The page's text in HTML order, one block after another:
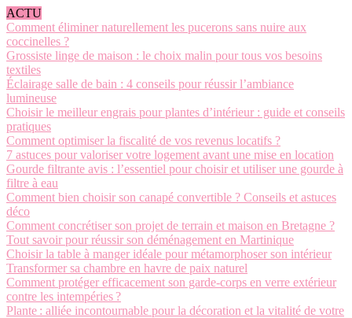
ACTU
Comment éliminer naturellement les pucerons sans nuire aux
coccinelles ?
Grossiste linge de maison : le choix malin pour tous vos besoins
textiles
Éclairage salle de bain : 4 conseils pour réussir l’ambiance
lumineuse
Choisir le meilleur engrais pour plantes d’intérieur : guide et conseils
pratiques
Comment optimiser la fiscalité de vos revenus locatifs ?
7 astuces pour valoriser votre logement avant une mise en location
Gourde filtrante avis : l’essentiel pour choisir et utiliser une gourde à
filtre à eau
Comment bien choisir son canapé convertible ? Conseils et astuces
déco
Comment concrétiser son projet de terrain et maison en Bretagne ?
Tout savoir pour réussir son déménagement en Martinique
Choisir la table à manger idéale pour métamorphoser son intérieur
Transformer sa chambre en havre de paix naturel
Comment protéger efficacement son garde-corps en verre extérieur
contre les intempéries ?
Plante : alliée incontournable pour la décoration et la vitalité de votre